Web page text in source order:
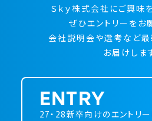
Ｓｋｙ株式会社にご興味
ぜひエントリーをお
会社説明会や選考など
お届けしま
ENTRY
27・28新卒向けのエントリ